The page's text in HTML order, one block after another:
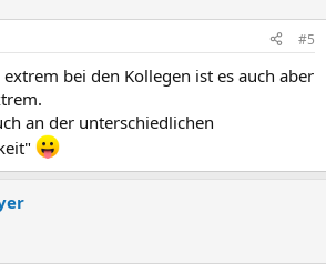
#5
extrem bei den Kollegen ist es auch aber
an der unterschiedlichen